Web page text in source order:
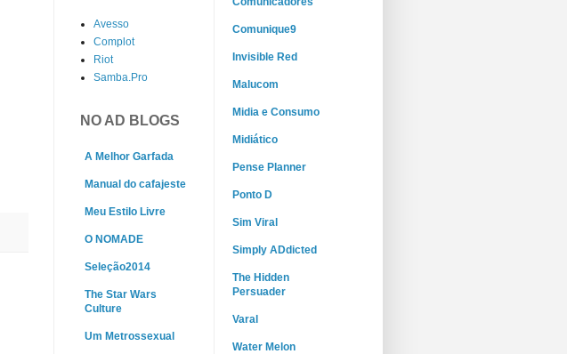
Avesso
Complot
Riot
Samba.Pro
NO AD BLOGS
A Melhor Garfada
Manual do cafajeste
Meu Estilo Livre
O NOMADE
Seleção2014
The Star Wars
Culture
Um Metrossexual
Comunique9
Invisible Red
Malucom
Midia e Consumo
Midiático
Pense Planner
Ponto D
Sim Viral
Simply ADdicted
The Hidden
Persuader
Varal
Water Melon